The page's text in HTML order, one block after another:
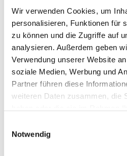
Wir verwenden Cookies, um
personalisieren, Funktionen für
zu können und die Zugriffe auf
analysieren. Außerdem geben
Verwendung unserer Website
soziale Medien, Werbung und
Partner führen diese
weiteren Daten zusammen, die
Notwendig
EAN
9010595685712
-
Feingehalt
750
Länge
Steinart